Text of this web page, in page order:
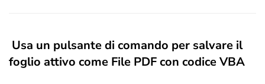
Usa un pulsante di comando per salvare il
foglio attivo come File PDF con codice VBA